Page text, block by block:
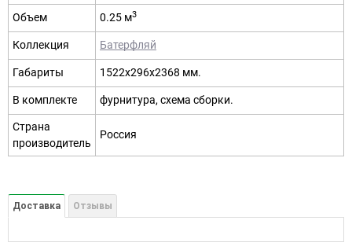
Объем 0.25 м3
Коллекция Батерфляй
Габариты 1522х296х2368 мм.
В комплекте фурнитура, схема сборки.
Страна
производитель
Россия
Доставка Отзывы